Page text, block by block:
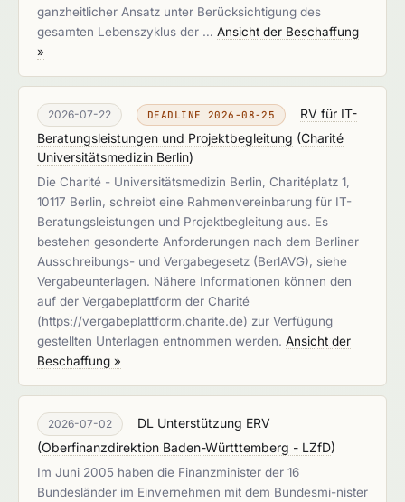
ganzheitlicher Ansatz unter Berücksichtigung des
gesamten Lebenszyklus der … Ansicht der Beschaffung
»
2026-07-22 DEADLINE 2026-08-25
RV für IT-
Beratungsleistungen und Projektbegleitung (Charité
Universitätsmedizin Berlin)
Die Charité - Universitätsmedizin Berlin, Charitéplatz 1,
10117 Berlin, schreibt eine Rahmenvereinbarung für IT-
Beratungsleistungen und Projektbegleitung aus. Es
bestehen gesonderte Anforderungen nach dem Berliner
Ausschreibungs- und Vergabegesetz (BerlAVG), siehe
Vergabeunterlagen. Nähere Informationen können den
auf der Vergabeplattform der Charité
(https://vergabeplattform.charite.de) zur Verfügung
gestellten Unterlagen entnommen werden. Ansicht der
Beschaffung »
2026-07-02
DL Unterstützung ERV
(Oberfinanzdirektion Baden-Württtemberg - LZfD)
Im Juni 2005 haben die Finanzminister der 16
Bundesländer im Einvernehmen mit dem Bundesmi-nister